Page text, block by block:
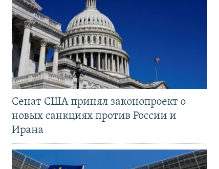
Сенат США принял законопроект о
новых санкциях против России и
Ирана